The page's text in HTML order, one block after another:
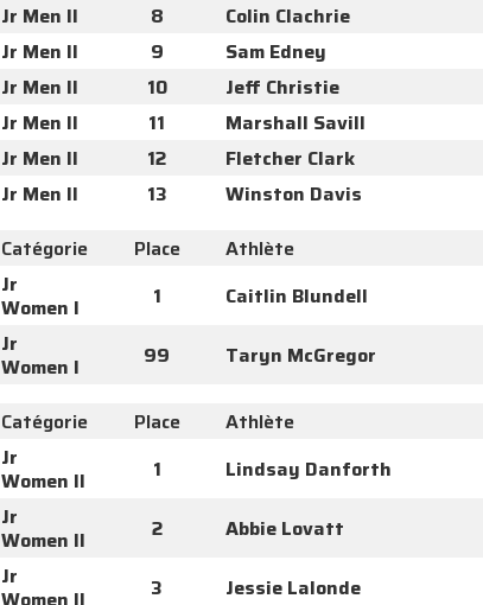
Jr Men II
8 Colin Clachrie
Jr Men II
9 Sam Edney
Jr Men II
10 Jeff Christie
Jr Men II
11 Marshall Savill
Jr Men II
12 Fletcher Clark
Jr Men II
13 Winston Davis
Catégorie
Place Athlète
Jr
Women I
1 Caitlin Blundell
Jr
Women I
99 Taryn McGregor
Catégorie Place Athlète
Jr
Women II
1 Lindsay Danforth
Jr
Women II
2 Abbie Lovatt
Jr
3 Jessie Lalonde